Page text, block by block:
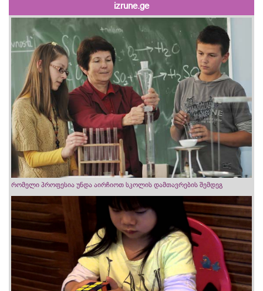
izrune.ge
რომელი პროფესია უნდა აირჩიოთ სკოლის დამთავრების შემდეგ